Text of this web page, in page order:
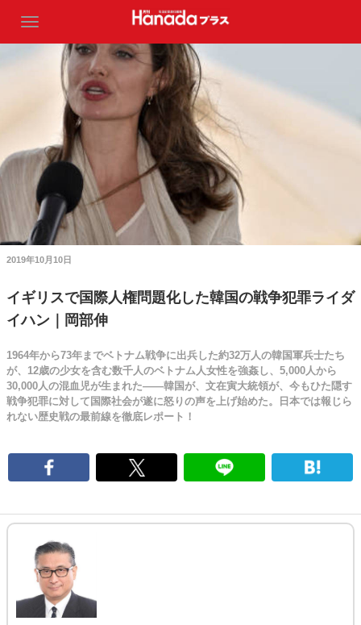
2019年10月10日
イギリスで国際人権問題化した韓国の戦争犯罪ライダ
イハン｜岡部伸
1964年から73年までベトナム戦争に出兵した約32万人の韓国軍兵士たち
が、12歳の少女を含む数千人のベトナム人女性を強姦し、5,000人から
30,000人の混血児が生まれた――韓国が、文在寅大統領が、今もひた隠す
戦争犯罪に対して国際社会が遂に怒りの声を上げ始めた。日本では報じら
れない歴史戦の最前線を徹底レポート！